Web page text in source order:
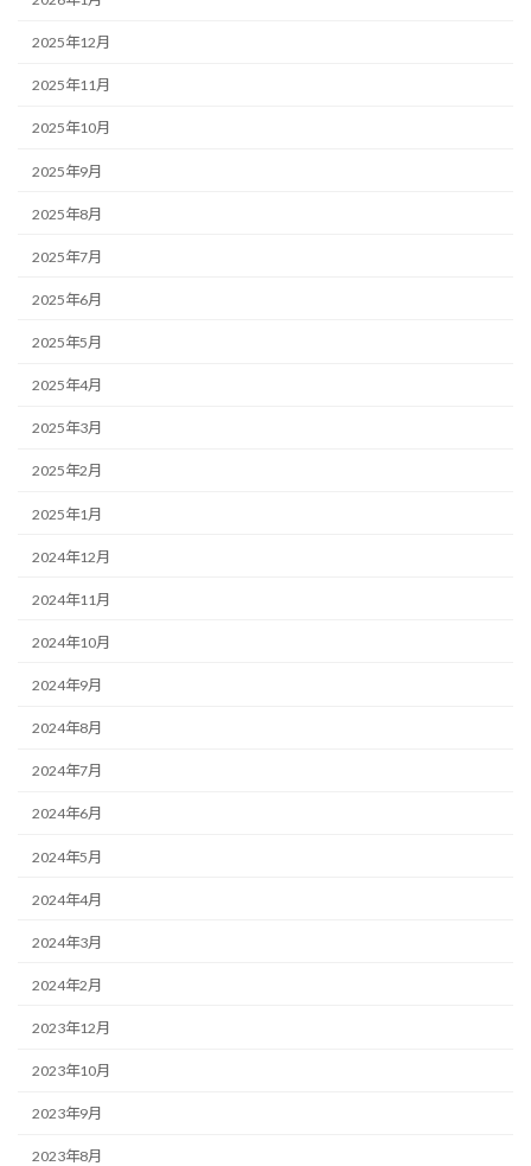
2025年12月
2025年11月
2025年10月
2025年9月
2025年8月
2025年7月
2025年6月
2025年5月
2025年4月
2025年3月
2025年2月
2025年1月
2024年12月
2024年11月
2024年10月
2024年9月
2024年8月
2024年7月
2024年6月
2024年5月
2024年4月
2024年3月
2024年2月
2023年12月
2023年10月
2023年9月
2023年8月